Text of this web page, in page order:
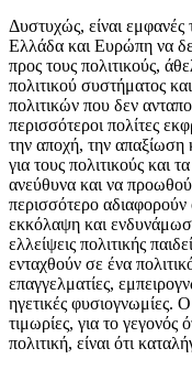
Δυστυχώς, είναι εμφανές
Ελλάδα και Ευρώπη να
προς τους πολιτικούς,
πολιτικού συστήματος
πολιτικών που δεν
περισσότεροι πολίτες
την αποχή, την απαξίωση
για τους πολιτικούς και
ανεύθυνα και να
περισσότερο αδιαφορούν
εκκόλαψη και
ελλείψεις πολιτικής
ενταχθούν σε ένα
επαγγελματίες,
ηγετικές φυσιογνωμίες.
τιμωρίες, για το γεγονός
πολιτική, είναι ότι